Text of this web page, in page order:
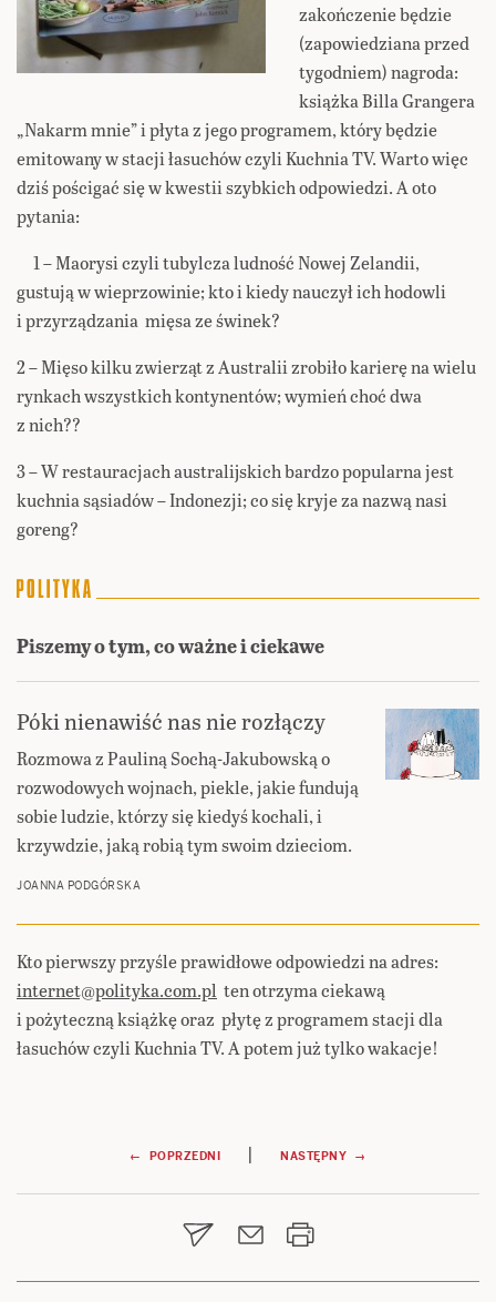
zakończenie będzie
(zapowiedziana przed
tygodniem) nagroda:
książka Billa Grangera
„Nakarm mnie” i płyta z jego programem, który będzie
emitowany w stacji łasuchów czyli Kuchnia TV. Warto więc
dziś pościgać się w kwestii szybkich odpowiedzi. A oto
pytania:
1 – Maorysi czyli tubylcza ludność Nowej Zelandii,
gustują w wieprzowinie; kto i kiedy nauczył ich hodowli
i przyrządzania mięsa ze świnek?
2 – Mięso kilku zwierząt z Australii zrobiło karierę na wielu
rynkach wszystkich kontynentów; wymień choć dwa
z nich??
3 – W restauracjach australijskich bardzo popularna jest
kuchnia sąsiadów – Indonezji; co się kryje za nazwą nasi
goreng?
Piszemy o tym, co ważne i ciekawe
Póki nienawiść nas nie rozłączy
Rozmowa z Pauliną Sochą-Jakubowską o
rozwodowych wojnach, piekle, jakie fundują
sobie ludzie, którzy się kiedyś kochali, i
krzywdzie, jaką robią tym swoim dzieciom.
JOANNA PODGÓRSKA
Kto pierwszy przyśle prawidłowe odpowiedzi na adres:
internet@polityka.com.pl ten otrzyma ciekawą
i pożyteczną książkę oraz płytę z programem stacji dla
łasuchów czyli Kuchnia TV. A potem już tylko wakacje!
Nawigacja
wpisu
← POPRZEDNI | NASTĘPNY →